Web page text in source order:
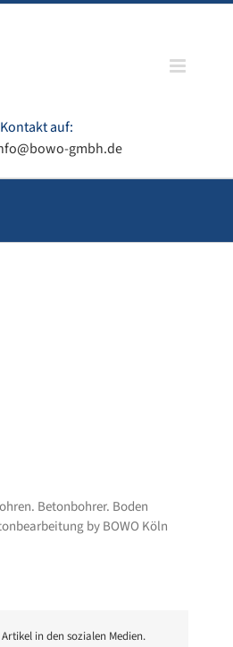
auf:
gmbh.de
Betonbohrer. Boden
by BOWO Köln
in den sozialen Medien.